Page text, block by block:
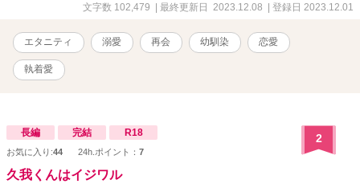
文字数 102,479 | 最終更新日 2023.12.08 | 登録日 2023.12.01
エタニティ 溺愛 再会 幼馴染 恋愛
執着愛
長編 完結 R18
お気に入り:44 24h.ポイント： 7
2
久我くんはイジワル